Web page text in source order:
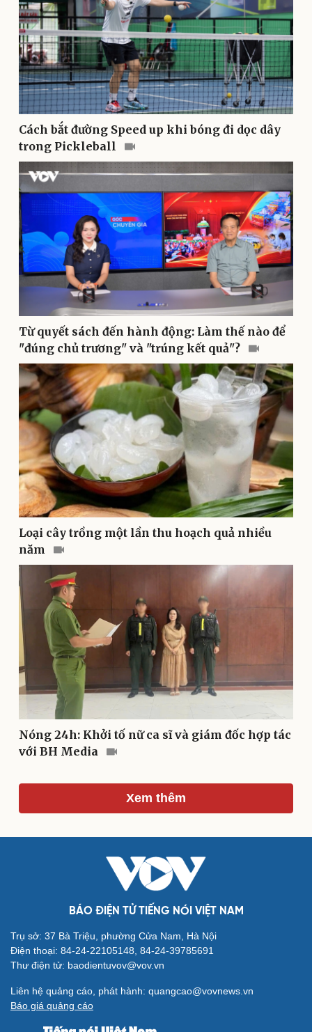
Sức khỏe
Dinh dưỡng - món ngon
Cây thuốc
Sản phụ khoa
Nhi khoa
Nam khoa
Phòng mạch online
Ăn sạch sống khỏe
Đời sống
Nhà đẹp
Blog
Tình yêu - Gia đình
Văn hóa
Sân khấu - Điện ảnh
Văn học
Âm nhạc
Di sản
Giải trí
Nghệ sĩ
Thời trang
Sao Việt
Du lịch
Tư vấn
Podcast
Câu chuyện thời sự
Kể chuyện cho bé
Hạt giống tâm hồn
Cải chính
Cách bắt đường Speed up khi bóng đi dọc dây
trong Pickleball
Từ quyết sách đến hành động: Làm thế nào để
"đúng chủ trương" và "trúng kết quả"?
Loại cây trồng một lần thu hoạch quả nhiều
năm
Nóng 24h: Khởi tố nữ ca sĩ và giám đốc hợp tác
với BH Media
Xem thêm
BÁO ĐIỆN TỬ TIẾNG NÓI VIỆT NAM
Trụ sở: 37 Bà Triệu, phường Cửa Nam, Hà Nội
Điện thoại: 84-24-22105148, 84-24-39785691
Thư điện tử: baodientuvov@vov.vn
Liên hệ quảng cáo, phát hành: quangcao@vovnews.vn
Báo giá quảng cáo